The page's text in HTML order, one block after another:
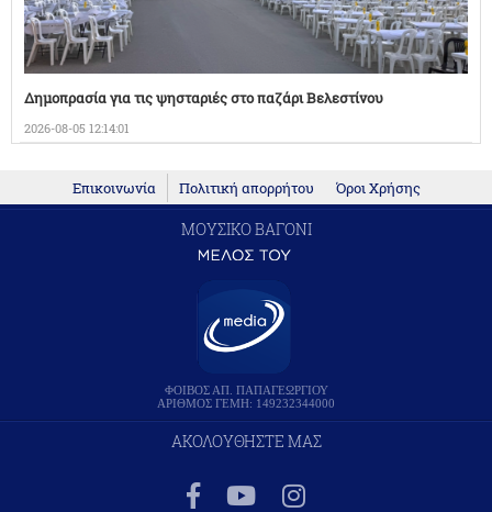
Δημοπρασία για τις ψησταριές στο παζάρι Βελεστίνου
2026-08-05 12:14:01
Επικοινωνία Πολιτική απορρήτου Όροι Χρήσης
ΜΟΥΣΙΚΟ ΒΑΓΟΝΙ
ΦΟΙΒΟΣ ΑΠ. ΠΑΠΑΓΕΩΡΓΙΟΥ
ΑΡΙΘΜΟΣ ΓΕΜΗ: 149232344000
ΑΚΟΛΟΥΘΗΣΤΕ ΜΑΣ